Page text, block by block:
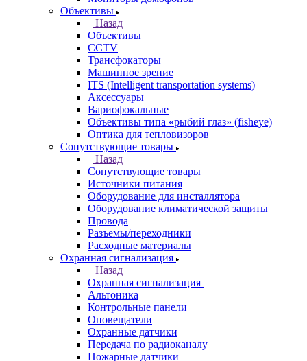
Объективы
Назад
Объективы
CCTV
Трансфокаторы
Машинное зрение
ITS (Intelligent transportation systems)
Аксессуары
Вариофокальные
Объективы типа «рыбий глаз» (fisheye)
Оптика для тепловизоров
Сопутствующие товары
Назад
Сопутствующие товары
Источники питания
Оборудование для инсталлятора
Оборудование климатической защиты
Провода
Разъемы/переходники
Расходные материалы
Охранная сигнализация
Назад
Охранная сигнализация
Альтоника
Контрольные панели
Оповещатели
Охранные датчики
Передача по радиоканалу
Пожарные датчики